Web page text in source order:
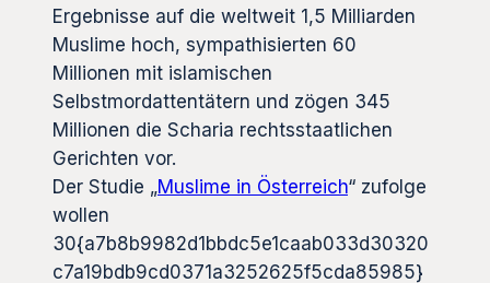
Ergebnisse auf die weltweit 1,5 Milliarden
Muslime hoch, sympathisierten 60
Millionen mit islamischen
Selbstmordattentätern und zögen 345
Millionen die Scharia rechtsstaatlichen
Gerichten vor.
Der Studie „Muslime in Österreich“ zufolge
wollen
30{a7b8b9982d1bbdc5e1caab033d30320
c7a19bdb9cd0371a3252625f5cda85985}